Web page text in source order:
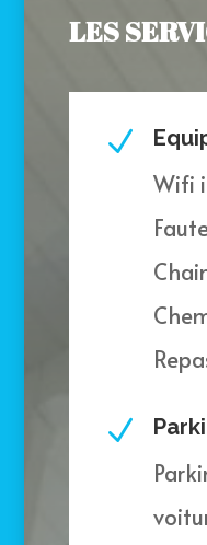
LES
N
Wifi
N